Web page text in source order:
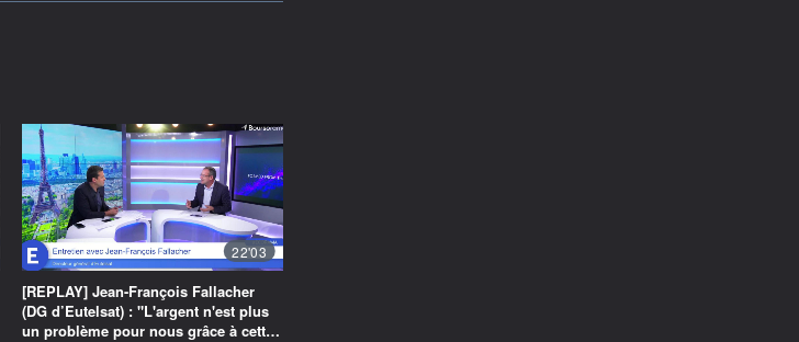
22'03
[REPLAY] Jean-François Fallacher
(DG d’Eutelsat) : "L'argent n'est plus
un problème pour nous grâce à cett…